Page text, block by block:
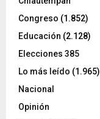
Congreso (1.852)
Educación (2.128)
Elecciones 385
Lo más leído (1.965)
Nacional
Opinión